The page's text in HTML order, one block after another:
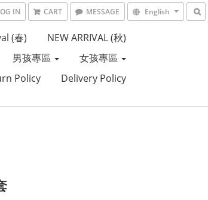
IN CART MESSAGE English
(春)
NEW ARRIVAL (秋)
男孩專區
女孩專區
Policy Delivery Policy